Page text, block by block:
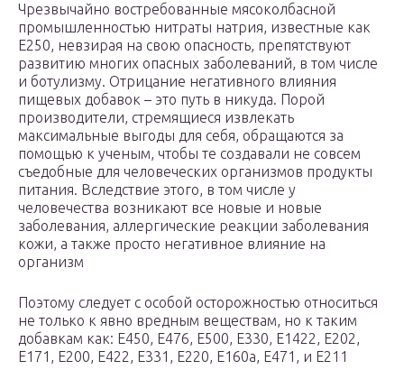
Чрезвычайно востребованные мясоколбасной
промышленностью нитраты натрия, известные как
Е250, невзирая на свою опасность, препятствуют
развитию многих опасных заболеваний, в том числе
и ботулизму. Отрицание негативного влияния
пищевых добавок – это путь в никуда. Порой
производители, стремящиеся извлекать
максимальные выгоды для себя, обращаются за
помощью к ученым, чтобы те создавали не совсем
съедобные для человеческих организмов продукты
питания. Вследствие этого, в том числе у
человечества возникают все новые и новые
заболевания, аллергические реакции заболевания
кожи, а также просто негативное влияние на
организм
Поэтому следует с особой осторожностью относиться
не только к явно вредным веществам, но к таким
добавкам как: Е450, Е476, Е500, Е330, Е1422, Е202,
Е171, Е200, Е422, Е331, Е220, Е160а, Е471, и Е211